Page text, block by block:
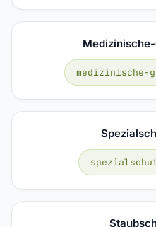
medizinische-